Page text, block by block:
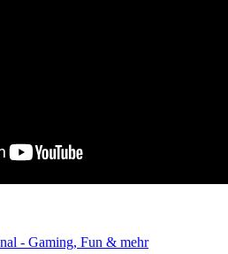
- Gaming, Fun & mehr